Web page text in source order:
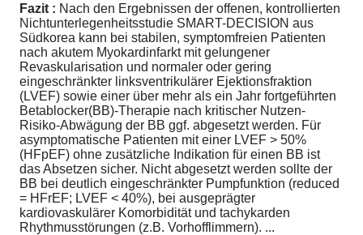
Fazit : Nach den Ergebnissen der offenen, kontrollierten
Nichtunterlegenheitsstudie SMART-DECISION aus
Südkorea kann bei stabilen, symptomfreien Patienten
nach akutem Myokardinfarkt mit gelungener
Revaskularisation und normaler oder gering
eingeschränkter linksventrikulärer Ejektionsfraktion
(LVEF) sowie einer über mehr als ein Jahr fortgeführten
Betablocker(BB)-Therapie nach kritischer Nutzen-
Risiko-Abwägung der BB ggf. abgesetzt werden. Für
asymptomatische Patienten mit einer LVEF > 50%
(HFpEF) ohne zusätzliche Indikation für einen BB ist
das Absetzen sicher. Nicht abgesetzt werden sollte der
BB bei deutlich eingeschränkter Pumpfunktion (reduced
= HFrEF; LVEF < 40%), bei ausgeprägter
kardiovaskulärer Komorbidität und tachykarden
Rhythmusstörungen (z.B. Vorhofflimmern). ...